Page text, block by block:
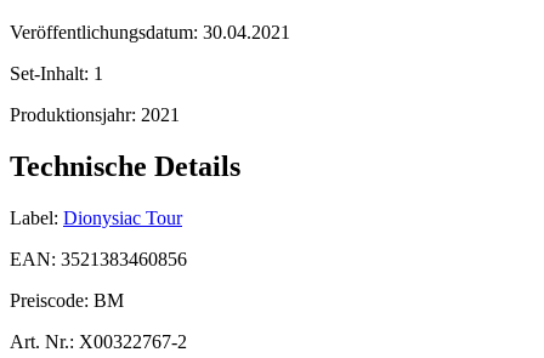
Veröffentlichungsdatum: 30.04.2021
Set-Inhalt: 1
Produktionsjahr: 2021
Technische Details
Label: Dionysiac Tour
EAN: 3521383460856
Preiscode: BM
Art. Nr.: X00322767-2